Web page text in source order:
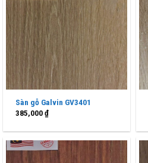
Sàn gỗ Galvin GV3401
385,000₫